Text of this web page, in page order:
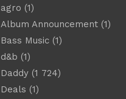
agro (1)
Album Announcement(1)
Bass Music(1)
d&b (1)
Daddy(1 724)
Deals (1)